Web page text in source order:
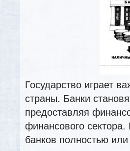
Государство играет
страны. Банки
предоставляя
финансового сектора.
банков полностью